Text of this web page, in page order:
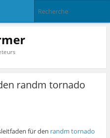
randm tornado
für den randm tornado